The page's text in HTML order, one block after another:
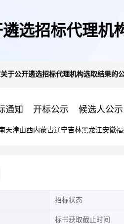
选招标代理
于公开遴选招标代理机构选取结果的
通知 开标公示 候选人公示
天津山西内蒙古辽宁吉林黑龙江安徽
招标状态
标书获取截止时间